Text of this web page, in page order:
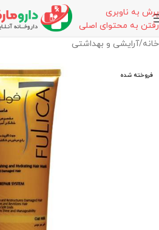
پرش به ناوبری
رفتن به محتوای اصلی
خانه/آرایشی و بهداشتی
فروخته شده